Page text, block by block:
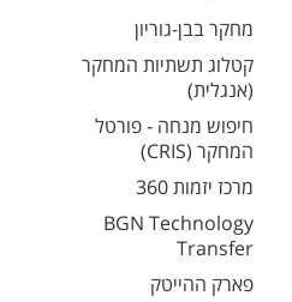
מחקר בבן-גוריון
קטלוג תשתיות המחקר
(אנגלית)
חיפוש מנחה - פורטל
המחקר (CRIS)
מרכז יזמות 360
BGN Technology
Transfer
פארק ההייטק